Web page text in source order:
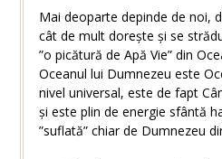
Mai deoparte depinde de noi,
cât de mult dorește și se
”o picătură de Apă Vie” din
Oceanul lui Dumnezeu este
nivel universal, este de fapt
și este plin de energie sfântă
”suflată” chiar de Dumnezeu